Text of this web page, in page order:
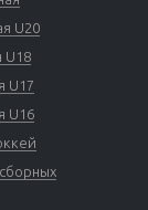
U20
U18
U17
U16